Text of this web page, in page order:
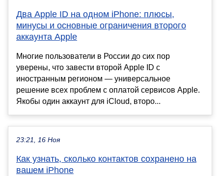
Два Apple ID на одном iPhone: плюсы,
минусы и основные ограничения второго
аккаунта Apple
Многие пользователи в России до сих пор
уверены, что завести второй Apple ID с
иностранным регионом — универсальное
решение всех проблем с оплатой сервисов Apple.
Якобы один аккаунт для iCloud, второ...
23:21, 16 Ноя
Как узнать, сколько контактов сохранено на
вашем iPhone